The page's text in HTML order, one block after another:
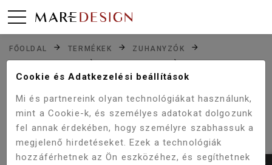
FŐOLDAL TERMÉKEK
ZUHANYZÓK
ZUHANYKABINOK
HIDROKABINOK
SANOTECHNIK NEVADA HIDROMASSZÁZS ZUHANYKABIN
Akció! -25%
Cookie és Adatkezelési beállítások
Mi és partnereink olyan technológiákat használunk,
mint a Cookie-k, és személyes adatokat dolgozunk
fel annak érdekében, hogy személyre szabhassuk a
megjelenő hirdetéseket. Ezek a technológiák
hozzáférhetnek az Ön eszközéhez, és segíthetnek